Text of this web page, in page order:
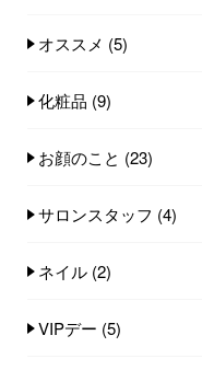
オススメ (5)
化粧品 (9)
お顔のこと (23)
サロンスタッフ (4)
ネイル (2)
VIPデー (5)